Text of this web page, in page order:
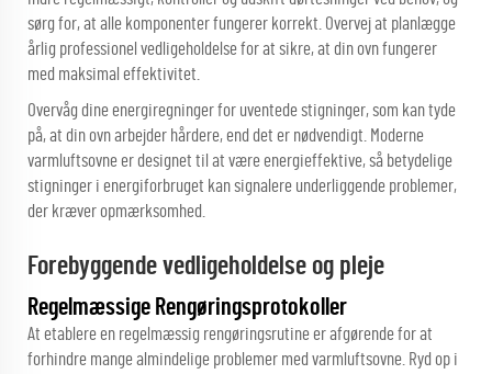
sørg for, at alle komponenter fungerer korrekt. Overvej at planlægge
årlig professionel vedligeholdelse for at sikre, at din ovn fungerer
med maksimal effektivitet.
Overvåg dine energiregninger for uventede stigninger, som kan tyde
på, at din ovn arbejder hårdere, end det er nødvendigt. Moderne
varmluftsovne er designet til at være energieffektive, så betydelige
stigninger i energiforbruget kan signalere underliggende problemer,
der kræver opmærksomhed.
Forebyggende vedligeholdelse og pleje
Regelmæssige Rengøringsprotokoller
At etablere en regelmæssig rengøringsrutine er afgørende for at
forhindre mange almindelige problemer med varmluftsovne. Ryd op i